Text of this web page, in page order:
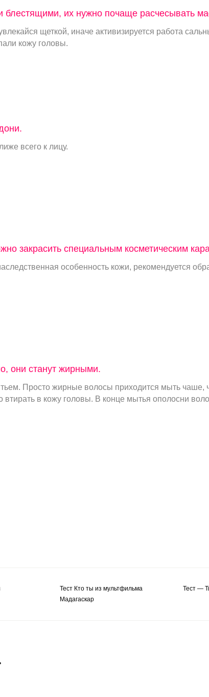
их нужно почаще расчесывать
щеткой, иначе активизируется работа
кожу головы.
всего к лицу.
закрасить специальным косметическим
особенность кожи, рекомендуется
они станут жирными.
Просто жирные волосы приходится мыть
в кожу головы. В конце мытья ополосни
Тест Кто ты из мультфильма
Мадагаскар
Тест —